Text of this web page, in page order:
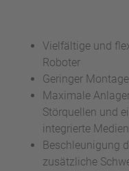
Vielfältige und
Roboter
Geringer
Maximale
Störquellen und
integrierte
Beschleunigung
zusätzliche